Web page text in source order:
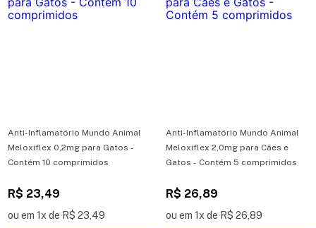
Anti-Inflamatório Mundo Animal
Meloxiflex 0,2mg para Gatos -
Contém 10 comprimidos
R$ 23,49
ou em 1x de R$ 23,49
Anti-Inflamatório Mundo Animal
Meloxiflex 2,0mg para Cães e
Gatos - Contém 5 comprimidos
R$ 26,89
ou em 1x de R$ 26,89